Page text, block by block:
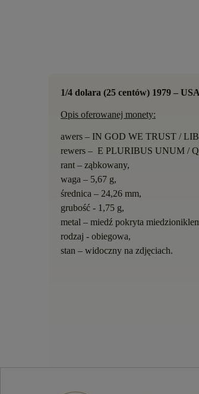
1/4 dolara (25 centów) 1979 – USA
Opis oferowanej monety:
awers – IN GOD WE TRUST /
rewers – E PLURIBUS UNUM /
rant – ząbkowany,
waga – 5,67 g,
średnica – 24,26 mm,
grubość - 1,75 g,
metal – miedź pokryta
rodzaj - obiegowa,
stan – widoczny na zdjęciach.